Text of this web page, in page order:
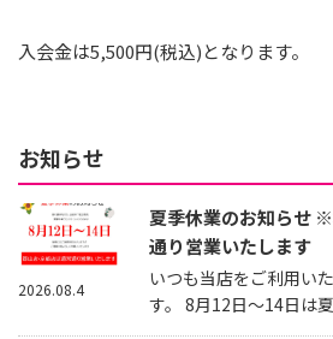
入会金は5,500円(税込)となります。
お知らせ
夏季休業のお知らせ
通り営業いたします
いつも当店をご利用い
す。 8月12日～14日は
2026.08.4